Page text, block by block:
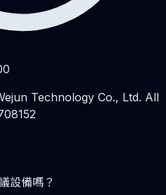
Technology Co., Ltd. All
設備嗎？